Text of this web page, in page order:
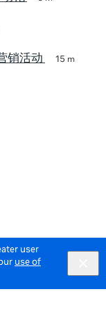
user
use of
销活动 15 m